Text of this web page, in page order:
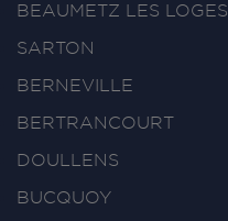
BEAUMETZ LES LOGES
SARTON
BERNEVILLE
BERTRANCOURT
DOULLENS
BUCQUOY